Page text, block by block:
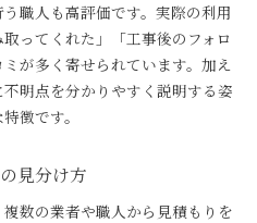
職人も高評価です。実際の利用
ってくれた」「工事後のフォロ
が多く寄せられています。加え
明点を分かりやすく説明する姿
徴です。
見分け方
数の業者や職人から見積もりを